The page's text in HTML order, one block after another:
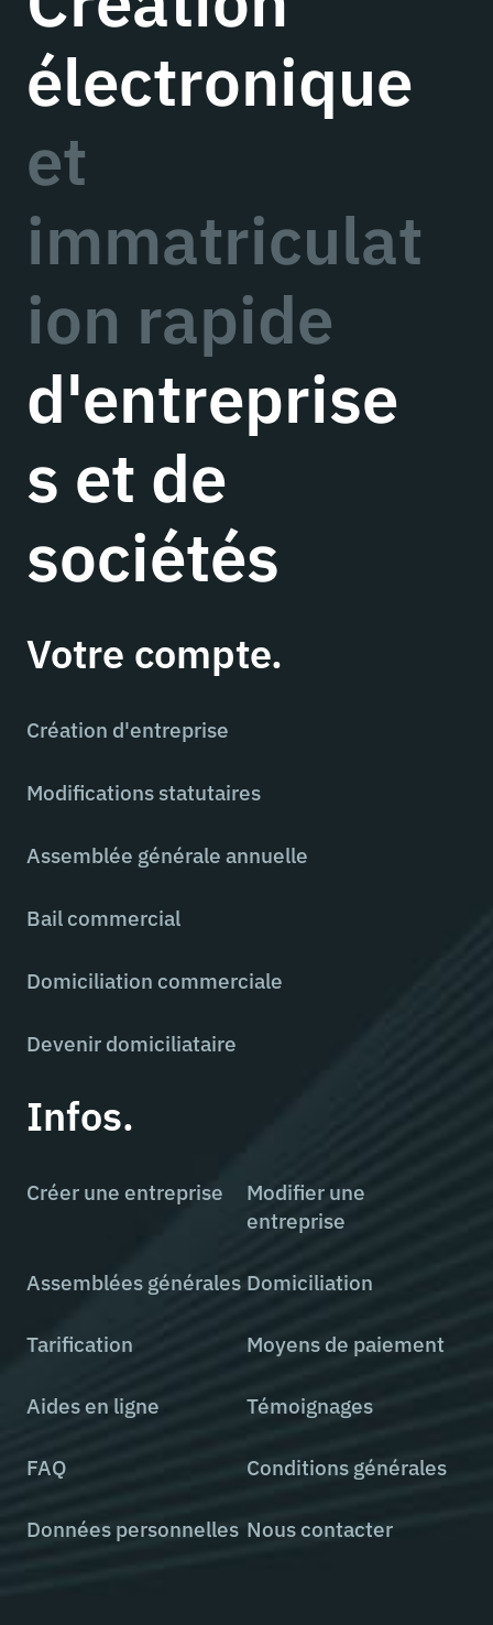
électronique
et
immatriculat
ion rapide
d'entreprise
s et de
sociétés
Votre compte.
Création d'entreprise
Modifications statutaires
Assemblée générale annuelle
Bail commercial
Domiciliation commerciale
Devenir domiciliataire
Infos.
Créer une entreprise
Modifier une
entreprise
Assemblées générales Domiciliation
Tarification Moyens de paiement
Aides en ligne Témoignages
FAQ Conditions générales
Données personnelles Nous contacter